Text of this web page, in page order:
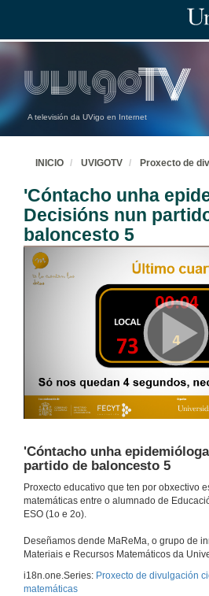
A televisión da UVigo en Internet
INICIO UVIGOTV Proxecto de div
'Cóntacho unha
Decisións nun
baloncesto 5
'Cóntacho unha
partido de baloncesto 5
Proxecto educativo que ten por obxectivo
matemáticas entre o alumnado de
ESO (1o e 2o).
Deseñamos dende MaReMa, o grupo de
Materiais e Recursos Matemáticos da
i18n.one.Series: Proxecto de divulgación
matemáticas